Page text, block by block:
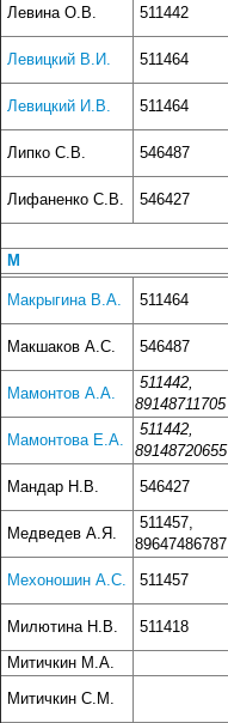
Левина О.В. 511442
Левицкий В.И.
511464
Левицкий И.В.
511464
Липко С.В.
546487
Лифаненко С.В.
546427
М
Макрыгина В.А. 511464
Макшаков А.С.
546487
Мамонтов А.А.
511442,
89148711705
Мамонтова Е.А.
511442,
89148720655
Мандар Н.В.
546427
Медведев А.Я.
511457,
89647486787
Мехоношин А.С.
511457
Милютина Н.В.
511418
Митичкин М.А.
Митичкин С.М.